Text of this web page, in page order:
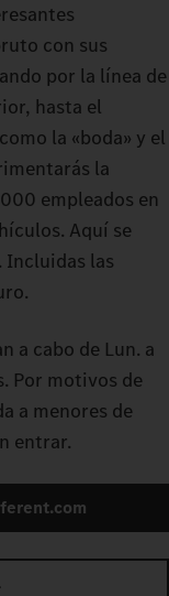
con sus
por la línea de
hasta el
la «boda» y el
la
empleados en
Aquí se
Incluidas las
a cabo de Lun. a
Por motivos de
a menores de
entrar.